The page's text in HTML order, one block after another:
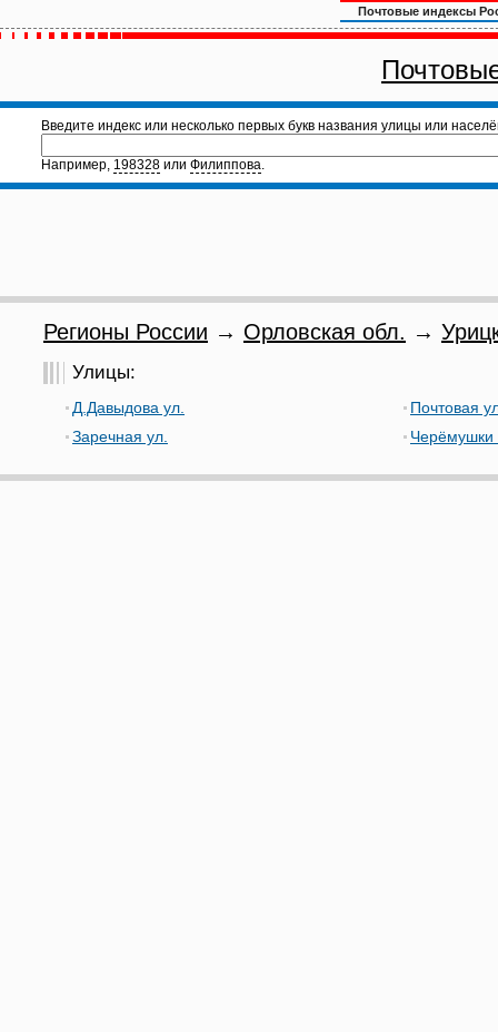
Почтовые индексы
Введите индекс или несколько первых букв названия улицы или
Например, 198328 или Филиппова.
Регионы России → Орловская обл. →
Улицы:
Д.Давыдова ул.
Заречная ул.
Почтовая
Черёмушки